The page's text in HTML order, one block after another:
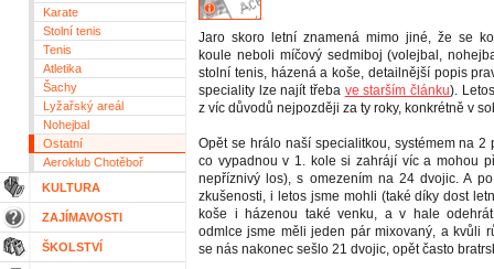
Karate
Stolní tenis
Tenis
Atletika
Šachy
Lyžařský areál
Nohejbal
Ostatní
Aeroklub Chotěboř
KULTURA
ZAJÍMAVOSTI
ŠKOLSTVÍ
Jaro skoro letní znamená mimo jiné, že se
koule neboli míčový sedmiboj (volejbal,
stolní tenis, házená a koše, detailnější popis
speciality lze najít třeba ve starším článku).
z víc důvodů nejpozději za ty roky, konkrétně v
Opět se hrálo naší specialitkou, systémem na 2
co vypadnou v 1. kole si zahrájí víc a mohou
nepříznivý los), s omezením na 24 dvojic. A
zkušenosti, i letos jsme mohli (také díky dost
koše i házenou také venku, a v hale
odmlce jsme měli jeden pár mixovaný, a kvůli
se nás nakonec sešlo 21 dvojic, opět často